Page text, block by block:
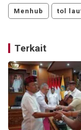
Menhub tol
Terkait